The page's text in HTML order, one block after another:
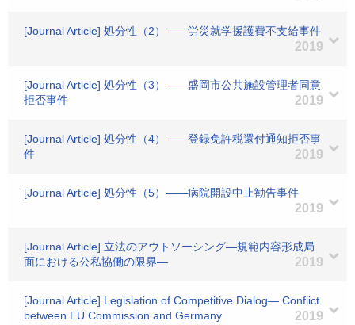
[Journal Article] 処分性（2）――労災就学援護費不支給事件
2019
[Journal Article] 処分性（3）――盛岡市公共施設管理者同意
拒否事件
2019
[Journal Article] 処分性（4）――登録免許税還付通知拒否事
件
2019
[Journal Article] 処分性（5）――病院開設中止勧告事件
2019
[Journal Article] 立法のアウトソーシング―規範内容形成局
面における公私協働の限界―
2019
[Journal Article] Legislation of Competitive Dialog— Conflict
between EU Commission and Germany
2019